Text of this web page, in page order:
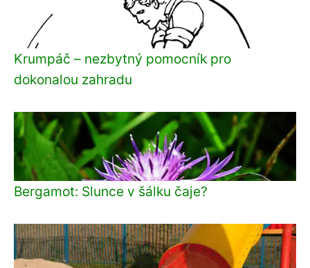
Krumpáč – nezbytný pomocník pro
dokonalou zahradu
Bergamot: Slunce v šálku čaje?